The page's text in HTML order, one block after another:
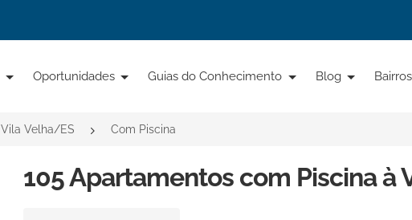
Oportunidades Guias do Conhecimento Blog Bairros
Vila Velha/ES Com Piscina
105 Apartamentos com Piscina à